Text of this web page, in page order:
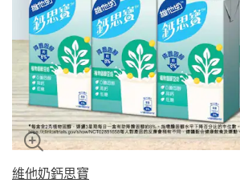
維他奶鈣思寶